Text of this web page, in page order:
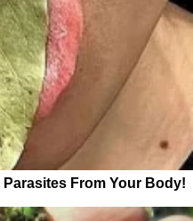
From Your Body!